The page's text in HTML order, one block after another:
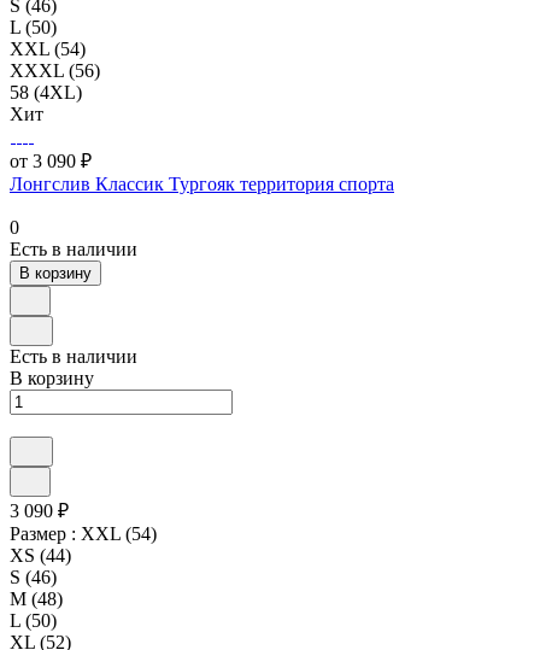
S (46)
L (50)
XXL (54)
XXXL (56)
58 (4XL)
Хит
от 3 090 ₽
Лонгслив Классик Тургояк территория спорта
0
Есть в наличии
В корзину
Есть в наличии
В корзину
3 090 ₽
Размер : XXL (54)
XS (44)
S (46)
M (48)
L (50)
XL (52)